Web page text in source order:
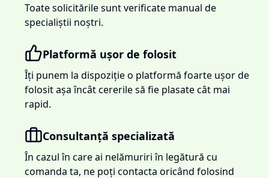
Toate solicitările sunt verificate manual de
specialiștii noștri.
Platformă ușor de folosit
Îți punem la dispoziție o platformă foarte ușor de
folosit așa încât cererile să fie plasate cât mai
rapid.
Consultanță specializată
În cazul în care ai nelămuriri în legătură cu
comanda ta, ne poți contacta oricând folosind